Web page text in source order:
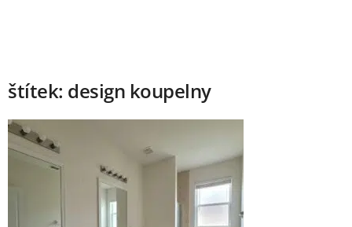
štítek: design koupelny